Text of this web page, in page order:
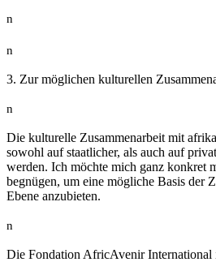
n
n
3. Zur möglichen kulturellen
n
Die kulturelle Zusammenarbeit mit
sowohl auf staatlicher, als auch auf
werden. Ich möchte mich ganz konkret
begnügen, um eine mögliche Basis der
Ebene anzubieten.
n
Die Fondation AfricAvenir International